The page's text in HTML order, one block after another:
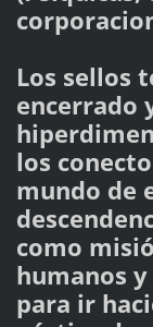
Los sellos
encerrado
los
mundo de
como
humanos
para ir